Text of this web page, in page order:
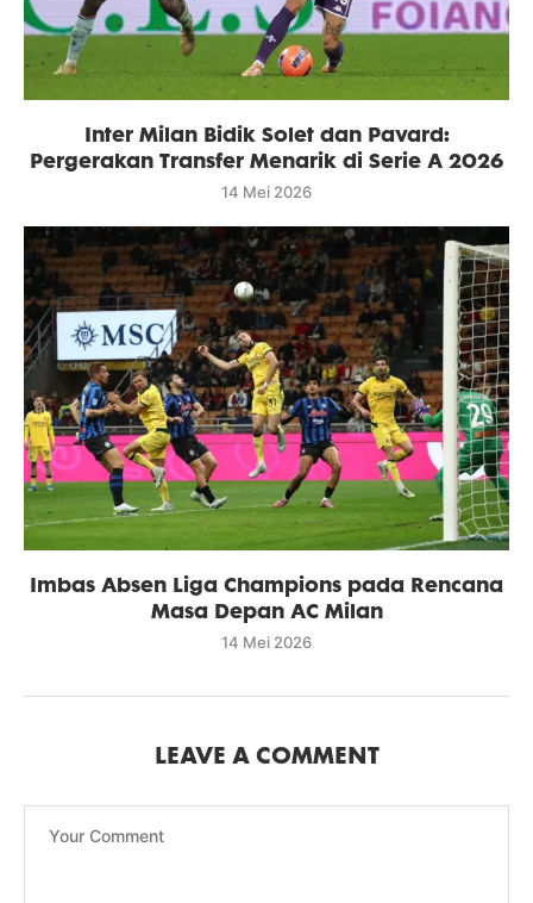
Inter Milan Bidik Solet dan Pavard:
Pergerakan Transfer Menarik di Serie A 2026
14 Mei 2026
Imbas Absen Liga Champions pada Rencana
Masa Depan AC Milan
14 Mei 2026
LEAVE A COMMENT